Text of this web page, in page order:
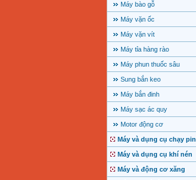
Máy bào gỗ
Máy vặn ốc
Máy vặn vít
Máy tỉa hàng rào
Máy phun thuốc sâu
Sung bắn keo
Máy bắn đinh
Máy sạc ác quy
Motor động cơ
Máy và dụng cụ chạy pin
Máy và dụng cụ khí nén
Máy và động cơ xăng